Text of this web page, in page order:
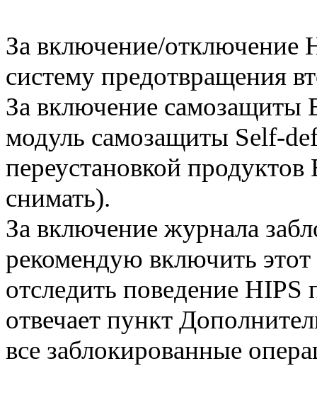
За включение/отключение
систему предотвращения
За включение самозащиты
модуль самозащиты Self-
переустановкой продуктов
снимать).
За включение журнала
рекомендую включить
отследить поведение
отвечает пункт
все заблокированные